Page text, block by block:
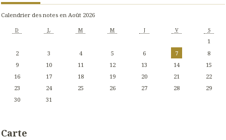
Calendrier des notes en Août 2026
D L M M J V S
1
2
3 4 5 6 7
8
9
10 11 12 13 14
15
16
17 18 19 20 21
22
23
24 25 26 27 28
29
30
31
Carte